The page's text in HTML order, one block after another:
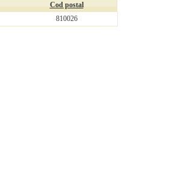
Cod postal
810026